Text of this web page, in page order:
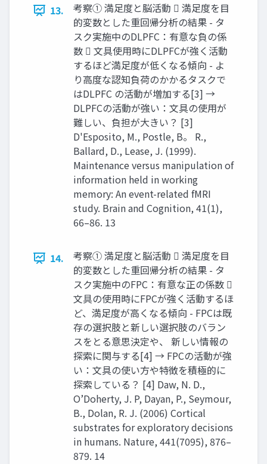
13.
考察① 満足度と脳活動  満足度を目
的変数とした重回帰分析の結果 - タ
スク実施中のDLPFC：有意な負の係
数  文具使用時にDLPFCが強く活動
するほど満足度が低くなる傾向 - よ
り高度な認知負荷のかかるタスクで
はDLPFC の活動が増加する[3] →
DLPFCの活動が強い：文具の使用が
難しい、負担が大きい？ [3]
D'Esposito, M., Postle, B。 R.,
Ballard, D., Lease, J. (1999).
Maintenance versus manipulation of
information held in working
memory: An event-related fMRI
study. Brain and Cognition, 41(1),
66–86. 13
14.
考察① 満足度と脳活動  満足度を目
的変数とした重回帰分析の結果 - タ
スク実施中のFPC：有意な正の係数 
文具の使用時にFPCが強く活動するほ
ど、満足度が高くなる傾向 - FPCは既
存の選択肢と新しい選択肢のバラン
スをとる意思決定や、 新しい情報の
探索に関与する[4] → FPCの活動が強
い：文具の使い方や特徴を積極的に
探索している？ [4] Daw, N. D.,
O’Doherty, J. P, Dayan, P., Seymour,
B., Dolan, R. J. (2006) Cortical
substrates for exploratory decisions
in humans. Nature, 441(7095), 876–
879. 14